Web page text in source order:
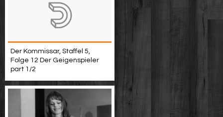
Der Kommissar, Staffel 5,
Folge 12 Der Geigenspieler
part 1/2